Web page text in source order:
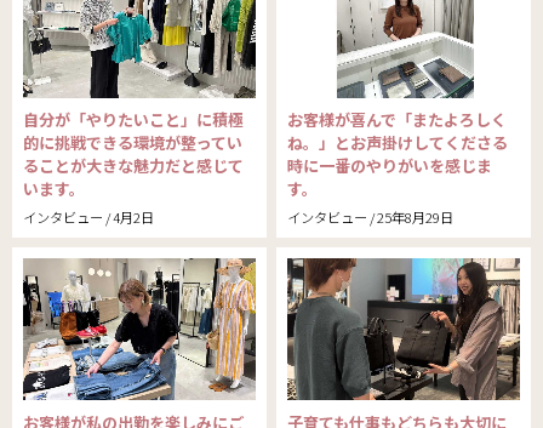
インタビュー / 4月2日
自分が「やりたいこと」に積極
的に挑戦できる環境が整ってい
ることが大きな魅力だと感じて
います。
インタビュー / 25年8月29日
お客様が喜んで「またよろしく
ね。」とお声掛けしてくださる
時に一番のやりがいを感じま
す。
お客様が私の出勤を楽しみにご
子育ても仕事もどちらも大切に